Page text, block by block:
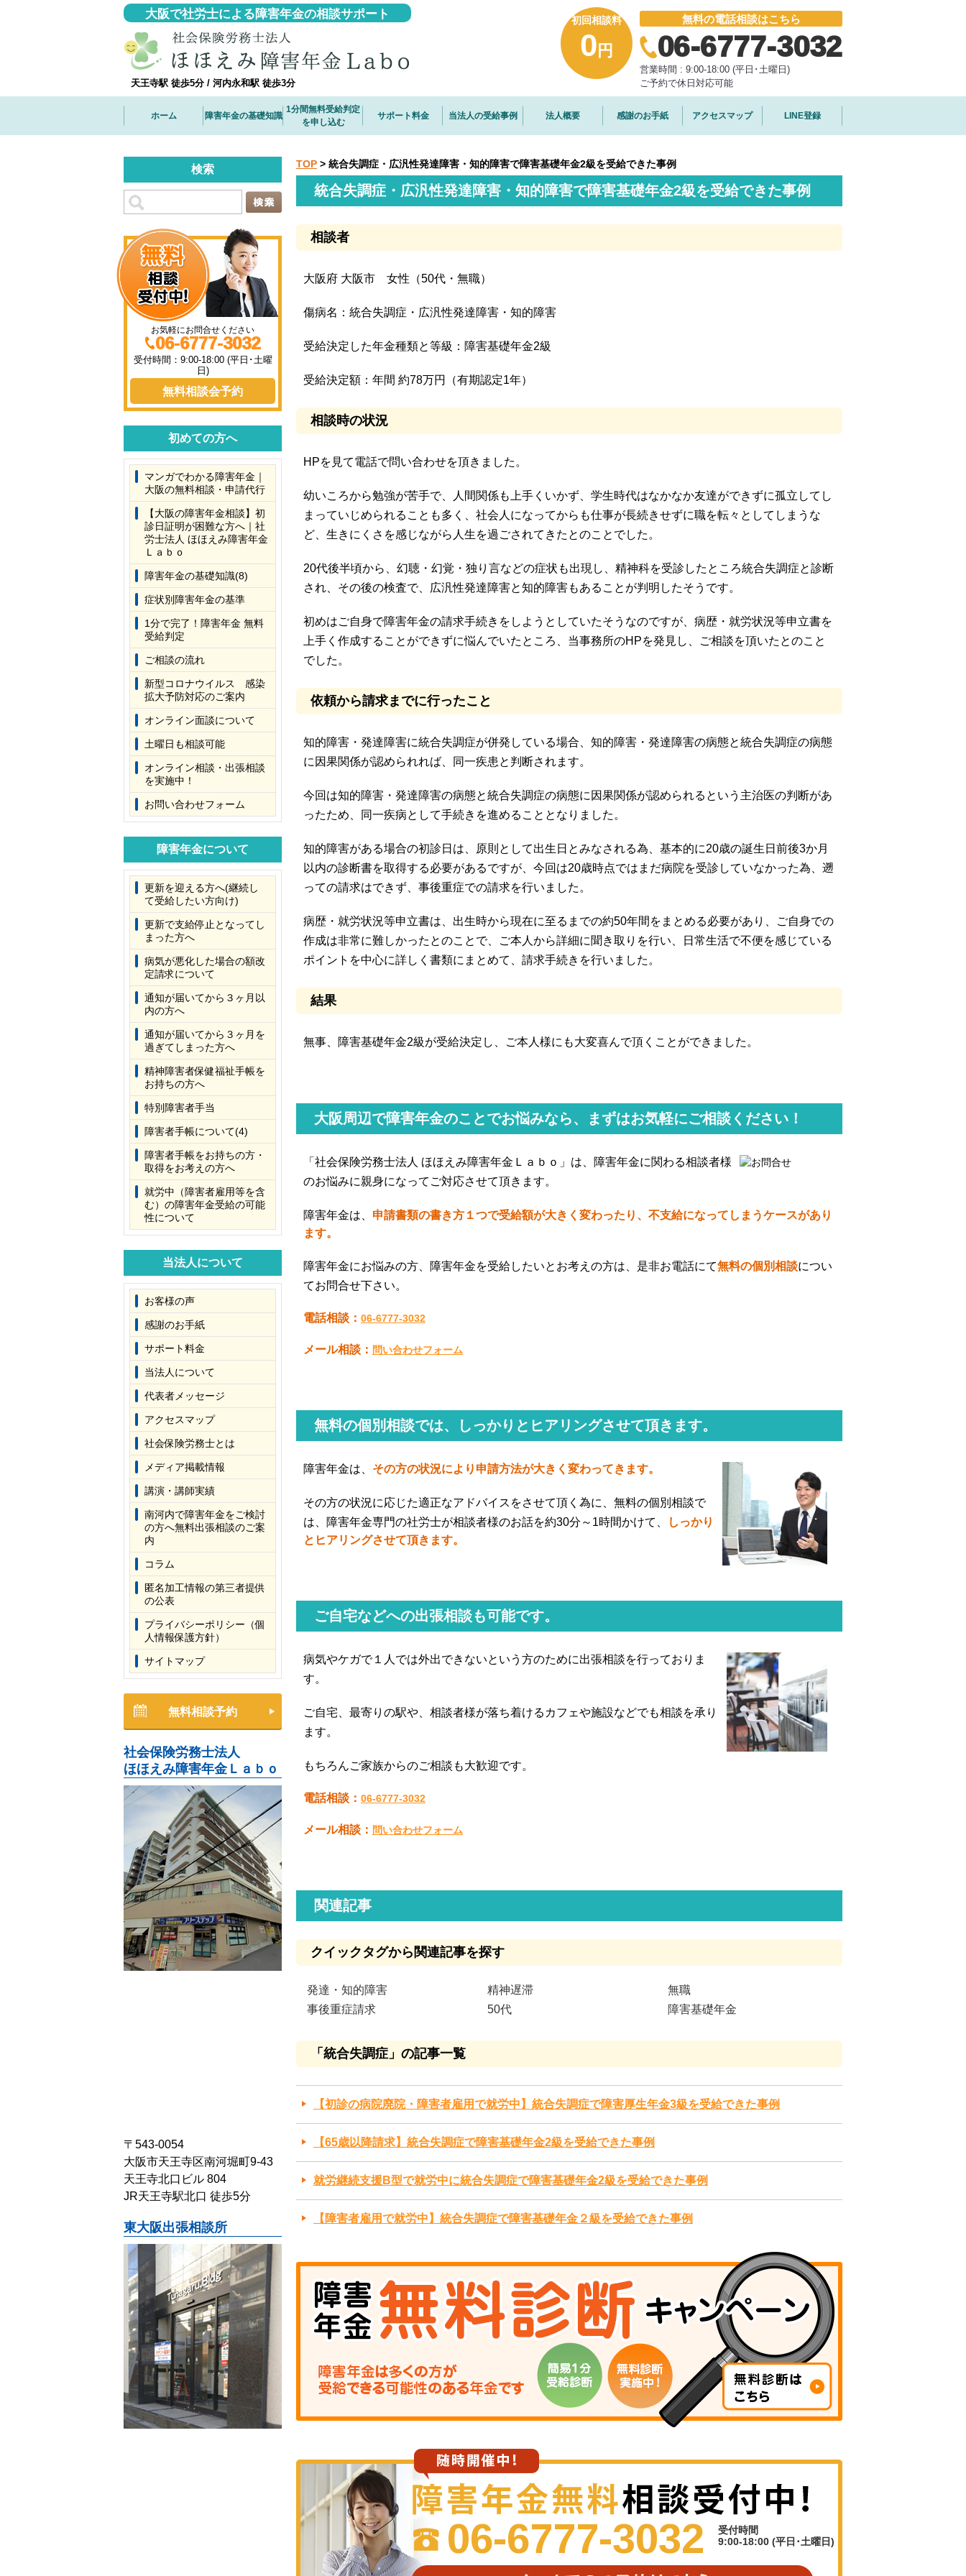
大阪で社労士による障害年金の相談サポート
天王寺駅 徒歩5分 / 河内永和駅 徒歩3分
初回相談料
0 円
無料の電話相談はこちら
06-6777-3032
営業時間 : 9:00-18:00 (平日･土曜日)
ご予約で休日対応可能
ホーム 障害年金の基礎知識
1分間無料受給判定
を申し込む
サポート料金 当法人の受給事例 法人概要 感謝のお手紙 アクセスマップ LINE登録
TOP > 統合失調症・広汎性発達障害・知的障害で障害基礎年金2級を受給できた事例
統合失調症・広汎性発達障害・知的障害で障害基礎年金2級を受給できた事例
相談者
大阪府 大阪市 女性（50代・無職）
傷病名：統合失調症・広汎性発達障害・知的障害
受給決定した年金種類と等級：障害基礎年金2級
受給決定額：年間 約78万円（有期認定1年）
相談時の状況
HPを見て電話で問い合わせを頂きました。
幼いころから勉強が苦手で、人間関係も上手くいかず、学生時代はなかなか友達ができずに孤立してし
まっていじめられることも多く、社会人になってからも仕事が長続きせずに職を転々としてしまうな
ど、生きにくさを感じながら人生を過ごされてきたとのことでした。
20代後半頃から、幻聴・幻覚・独り言などの症状も出現し、精神科を受診したところ統合失調症と診断
され、その後の検査で、広汎性発達障害と知的障害もあることが判明したそうです。
初めはご自身で障害年金の請求手続きをしようとしていたそうなのですが、病歴・就労状況等申立書を
上手く作成することができずに悩んでいたところ、当事務所のHPを発見し、ご相談を頂いたとのこと
でした。
依頼から請求までに行ったこと
知的障害・発達障害に統合失調症が併発している場合、知的障害・発達障害の病態と統合失調症の病態
に因果関係が認められれば、同一疾患と判断されます。
今回は知的障害・発達障害の病態と統合失調症の病態に因果関係が認められるという主治医の判断があ
ったため、同一疾病として手続きを進めることとなりました。
知的障害がある場合の初診日は、原則として出生日とみなされる為、基本的に20歳の誕生日前後3か月
以内の診断書を取得する必要があるですが、今回は20歳時点ではまだ病院を受診していなかった為、遡
っての請求はできず、事後重症での請求を行いました。
病歴・就労状況等申立書は、出生時から現在に至るまでの約50年間をまとめる必要があり、ご自身での
作成は非常に難しかったとのことで、ご本人から詳細に聞き取りを行い、日常生活で不便を感じている
ポイントを中心に詳しく書類にまとめて、請求手続きを行いました。
結果
無事、障害基礎年金2級が受給決定し、ご本人様にも大変喜んで頂くことができました。
大阪周辺で障害年金のことでお悩みなら、まずはお気軽にご相談ください！
「社会保険労務士法人 ほほえみ障害年金Ｌａｂｏ」は、障害年金に関わる相談者様
のお悩みに親身になってご対応させて頂きます。
障害年金は、 申請書類の書き方１つで受給額が大きく変わったり、不支給になってしまうケースがあり
ます。
障害年金にお悩みの方、障害年金を受給したいとお考えの方は、是非お電話にて無料の個別相談につい
てお問合せ下さい。
電話相談： 06-6777-3032
メール相談： 問い合わせフォーム
無料の個別相談では、しっかりとヒアリングさせて頂きます。
障害年金は、 その方の状況により申請方法が大きく変わってきます。
その方の状況に応じた適正なアドバイスをさせて頂く為に、無料の個別相談で
は、障害年金専門の社労士が相談者様のお話を約30分～1時間かけて、
しっかり
とヒアリングさせて頂きます。
ご自宅などへの出張相談も可能です。
病気やケガで１人では外出できないという方のために出張相談を行っておりま
す。
ご自宅、最寄りの駅や、相談者様が落ち着けるカフェや施設などでも相談を承り
ます。
もちろんご家族からのご相談も大歓迎です。
電話相談： 06-6777-3032
メール相談： 問い合わせフォーム
関連記事
クイックタグから関連記事を探す
発達・知的障害 精神遅滞
無職
事後重症請求
50代 障害基礎年金
「統合失調症」の記事一覧
【初診の病院廃院・障害者雇用で就労中】統合失調症で障害厚生年金3級を受給できた事例
【65歳以降請求】統合失調症で障害基礎年金2級を受給できた事例
就労継続支援B型で就労中に統合失調症で障害基礎年金2級を受給できた事例
【障害者雇用で就労中】統合失調症で障害基礎年金２級を受給できた事例
06-6777-3032
受付時間
9:00-18:00 (平日･土曜日)
検索
お気軽にお問合せください
06-6777-3032
受付時間：9:00-18:00 (平日･土曜
日)
無料相談会予約
初めての方へ
マンガでわかる障害年金｜
大阪の無料相談・申請代行
【大阪の障害年金相談】初
診日証明が困難な方へ｜社
労士法人 ほほえみ障害年金
Ｌａｂｏ
障害年金の基礎知識(8)
症状別障害年金の基準
1分で完了！障害年金 無料
受給判定
ご相談の流れ
新型コロナウイルス 感染
拡大予防対応のご案内
オンライン面談について
土曜日も相談可能
オンライン相談・出張相談
を実施中！
お問い合わせフォーム
障害年金について
更新を迎える方へ(継続し
て受給したい方向け)
更新で支給停止となってし
まった方へ
病気が悪化した場合の額改
定請求について
通知が届いてから３ヶ月以
内の方へ
通知が届いてから３ヶ月を
過ぎてしまった方へ
精神障害者保健福祉手帳を
お持ちの方へ
特別障害者手当
障害者手帳について(4)
障害者手帳をお持ちの方・
取得をお考えの方へ
就労中（障害者雇用等を含
む）の障害年金受給の可能
性について
当法人について
お客様の声
感謝のお手紙
サポート料金
当法人について
代表者メッセージ
アクセスマップ
社会保険労務士とは
メディア掲載情報
講演・講師実績
南河内で障害年金をご検討
の方へ無料出張相談のご案
内
コラム
匿名加工情報の第三者提供
の公表
プライバシーポリシー（個
人情報保護方針）
サイトマップ
無料相談予約
社会保険労務士法人
ほほえみ障害年金Ｌａｂｏ
〒543-0054
大阪市天王寺区南河堀町9-43
天王寺北口ビル 804
JR天王寺駅北口 徒歩5分
東大阪出張相談所